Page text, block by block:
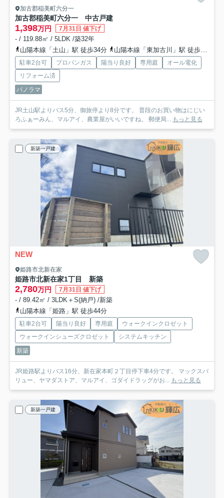
加古郡稲美町六分一
加古郡稲美町六分一 中古戸建
1,398万円 7月31日 値下げ
- / 119.88㎡ / 5LDK /築32年
山陽本線「土山」駅 徒歩34分
山陽本線「東加古川」駅 徒歩55分
駐車2台可 プロパンガス 陽当り良好 専用庭
オール電化
リフォーム済
パノラマ
JR土山駅よりバス5分、御旅停より8分です。 普段のお買い物はにじい
ろふぁーみん、マルアイ、農業屋がいいですね。 郵便局... もっと見る
新築一戸建
NEW
姫路市北新在家
姫路市北新在家1丁目 新築
2,780万円 7月31日 値下げ
- / 89.42㎡ / 3LDK＋S(納戸) /新築
山陽本線「姫路」駅 徒歩44分
駐車2台可 陽当り良好 専用庭
ウォークインクロゼット
ウォークインシューズクロゼット
システムキッチン
新築
JR姫路駅よりバス16分、新在家本町２丁目停下車4分です。 マックスバ
リュー、ヤマダストア、マルアイ、ゴダイドラッグがお... もっと見る
新築一戸建